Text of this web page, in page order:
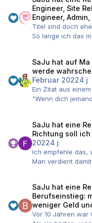
Selbst wenn man
unterwegs war,
Zertifizierung ein
Selbst wenn man
Reisetätigkeit/
interessantes
den auf 6 Monate
Ach und natürlich
Abschreckung
Und wie
Mainframe - ich
Engineer, Site
Engineer, Admin,
Titel sind doch
So lange ich das
ich durfte "null" zu
was vom
Hat. Wenn es so
sondern ein
In diesem Fall
SaJu hat auf Ma
werde
Februar 20224 j
Ein Zitat aus
"Wenn dich
dann wird es wohl
umzusehen."
Soll heißen, wenn
Selbstständigkeit
und du solltest
durchaus angetan
ihnen dieser
festmachen.
SaJu hat eine
Richtung soll
20224 j
Ich empfehle das,
Man verdient
man damit auch
nicht so mag.
SaJu hat eine
Berufseinstieg:
weniger Geld
Vor 10 Jahren war